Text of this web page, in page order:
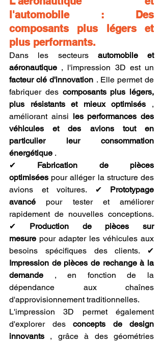
l'automobile : Des
composants plus légers et
plus performants.
Dans les secteurs automobile et
aéronautique
facteur clé d'innovation . Elle permet de
fabriquer des composants plus légers,
plus résistants et mieux optimisés ,
améliorant ainsi les performances des
véhicules et des avions tout en
particulier leur consommation
énergétique .
✔ Fabrication de pièces
optimisées pour alléger la structure des
avions et voitures. ✔ Prototypage
avancé pour tester et améliorer
rapidement de nouvelles conceptions.
✔ Production de pièces sur
mesure pour adapter les véhicules aux
Impression de pièces de rechange à la
demande , en fonction de la
dépendance aux chaînes
d'approvisionnement traditionnelles.
L'impression 3D permet également
d'explorer des concepts de design
innovants , grâce à des géométries